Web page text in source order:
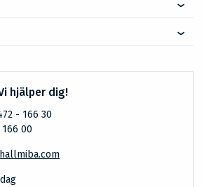
hjälper dig!
- 166 30
00